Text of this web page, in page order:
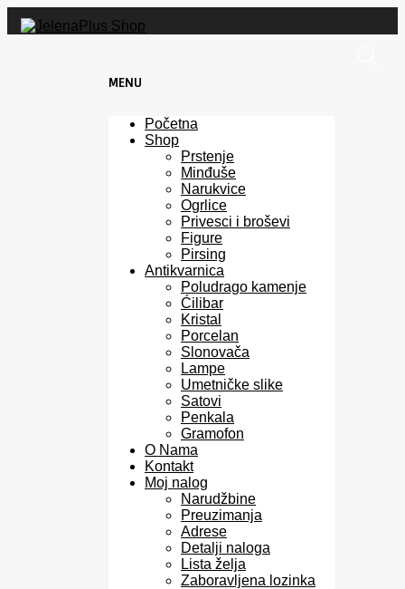
MENU
content
Početna
Shop
Prstenje
Minđuše
Narukvice
Ogrlice
Privesci i broševi
Figure
Pirsing
Antikvarnica
Poludrago kamenje
Ćilibar
Kristal
Porcelan
Slonovača
Lampe
Umetničke slike
Satovi
Penkala
Gramofon
O Nama
Kontakt
Moj nalog
Narudžbine
Preuzimanja
Adrese
Detalji naloga
Lista želja
Zaboravljena lozinka